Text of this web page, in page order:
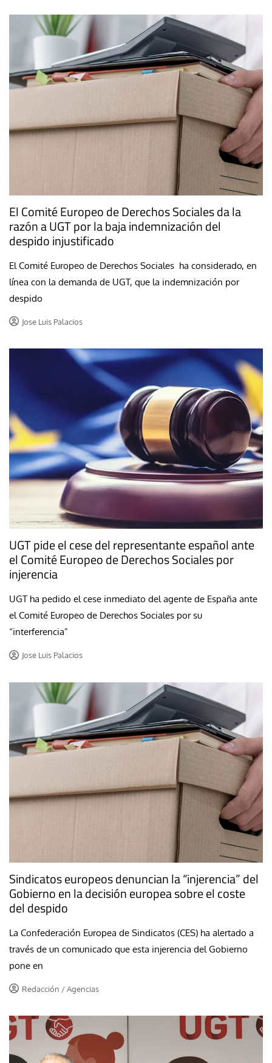
El Comité Europeo de Derechos Sociales da la
razón a UGT por la baja indemnización del
despido injustificado
El Comité Europeo de Derechos Sociales ha considerado, en
línea con la demanda de UGT, que la indemnización por
despido
Jose Luis Palacios
UGT pide el cese del representante español ante
el Comité Europeo de Derechos Sociales por
injerencia
UGT ha pedido el cese inmediato del agente de España ante
el Comité Europeo de Derechos Sociales por su
“interferencia”
Jose Luis Palacios
Sindicatos europeos denuncian la “injerencia” del
Gobierno en la decisión europea sobre el coste
del despido
La Confederación Europea de Sindicatos (CES) ha alertado a
través de un comunicado que esta injerencia del Gobierno
pone en
Redacción / Agencias